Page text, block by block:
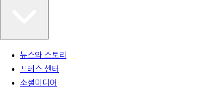
뉴스와 스토리
프레스 센터
소셜미디어